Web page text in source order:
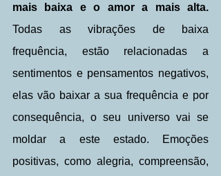
mais baixa e o amor a mais alta.
Todas as vibrações de baixa
frequência, estão relacionadas a
sentimentos e pensamentos negativos,
elas vão baixar a sua frequência e por
consequência, o seu universo vai se
moldar a este estado. Emoções
positivas, como alegria, compreensão,